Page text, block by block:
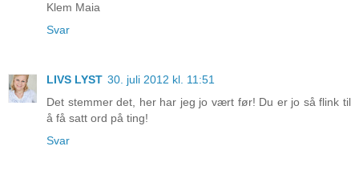
Klem Maia
Svar
LIVS LYST 30. juli 2012 kl. 11:51
Det stemmer det, her har jeg jo vært før! Du er jo så flink til
å få satt ord på ting!
Svar